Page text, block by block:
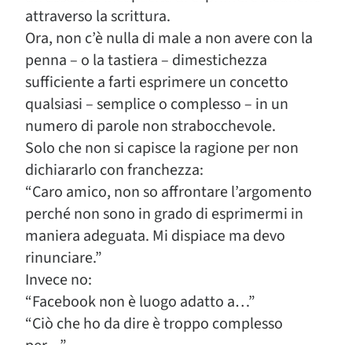
attraverso la scrittura.
Ora, non c’è nulla di male a non avere con la
penna – o la tastiera – dimestichezza
sufficiente a farti esprimere un concetto
qualsiasi – semplice o complesso – in un
numero di parole non strabocchevole.
Solo che non si capisce la ragione per non
dichiararlo con franchezza:
“Caro amico, non so affrontare l’argomento
perché non sono in grado di esprimermi in
maniera adeguata. Mi dispiace ma devo
rinunciare.”
Invece no:
“Facebook non è luogo adatto a…”
“Ciò che ho da dire è troppo complesso